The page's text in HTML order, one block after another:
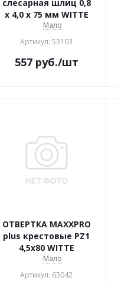
слесарная шлиц 0,8
х 4,0 х 75 мм WITTE
Мало
Артикул: 53103
557руб./шт
ОТВЕРТКА MAXXPRO
plus крестовые PZ1
4,5х80 WITTE
Мало
Артикул: 63042